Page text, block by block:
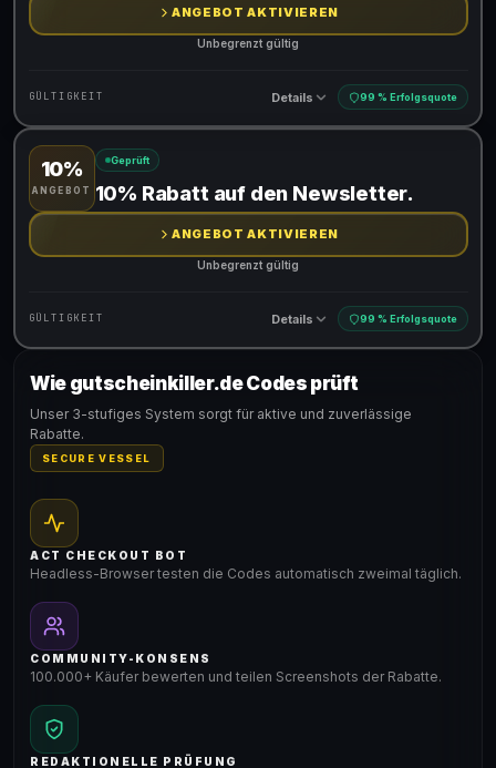
ANGEBOT AKTIVIEREN
Unbegrenzt gültig
GÜLTIGKEIT Details 99 % Erfolgsquote
Gültig für teilnehmende Produkte
10%
ANGEBOT
Geprüft
10% Rabatt auf den Newsletter.
ANGEBOT AKTIVIEREN
Unbegrenzt gültig
GÜLTIGKEIT Details 99 % Erfolgsquote
Gültig für teilnehmende Produkte
Wie gutscheinkiller.de Codes prüft
Unser 3-stufiges System sorgt für aktive und zuverlässige
Rabatte.
SECURE VESSEL
ACT CHECKOUT BOT
Headless-Browser testen die Codes automatisch zweimal täglich.
COMMUNITY-KONSENS
100.000+ Käufer bewerten und teilen Screenshots der Rabatte.
REDAKTIONELLE PRÜFUNG